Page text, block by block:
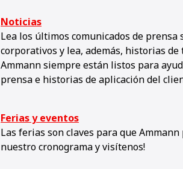
Noticias
Lea los últimos comunicados de
corporativos y lea, además, historias
Ammann siempre están listos para
prensa e historias de aplicación del
Ferias y eventos
Las ferias son claves para que
nuestro cronograma y visítenos!